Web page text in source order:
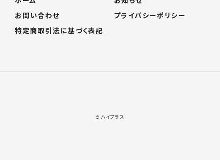
お問い合わせ
プライバシーポリシー
特定商取引法に基づく表記
© ハイプラス